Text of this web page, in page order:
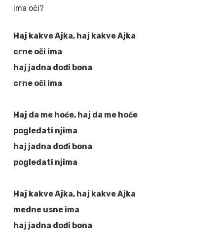
ima oči?
Haj kakve Ajka, haj kakve Ajka
crne oči ima
haj jadna dođi bona
crne oči ima
Haj da me hoće, haj da me hoće
pogledati njima
haj jadna dođi bona
pogledati njima
Haj kakve Ajka, haj kakve Ajka
medne usne ima
haj jadna dođi bona